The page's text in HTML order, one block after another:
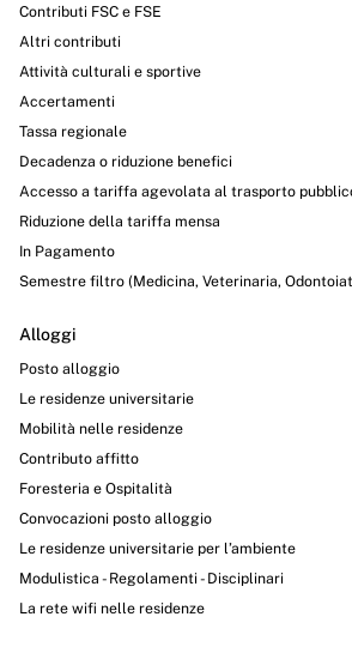
Contributi FSC e FSE
Altri contributi
Attività culturali e sportive
Accertamenti
Tassa regionale
Decadenza o riduzione benefici
Accesso a tariffa agevolata al trasporto
Riduzione della tariffa mensa
In Pagamento
Semestre filtro (Medicina, Veterinaria,
Alloggi
Posto alloggio
Le residenze universitarie
Mobilità nelle residenze
Contributo affitto
Foresteria e Ospitalità
Convocazioni posto alloggio
Le residenze universitarie per l’ambiente
Modulistica - Regolamenti - Disciplinari
La rete wifi nelle residenze